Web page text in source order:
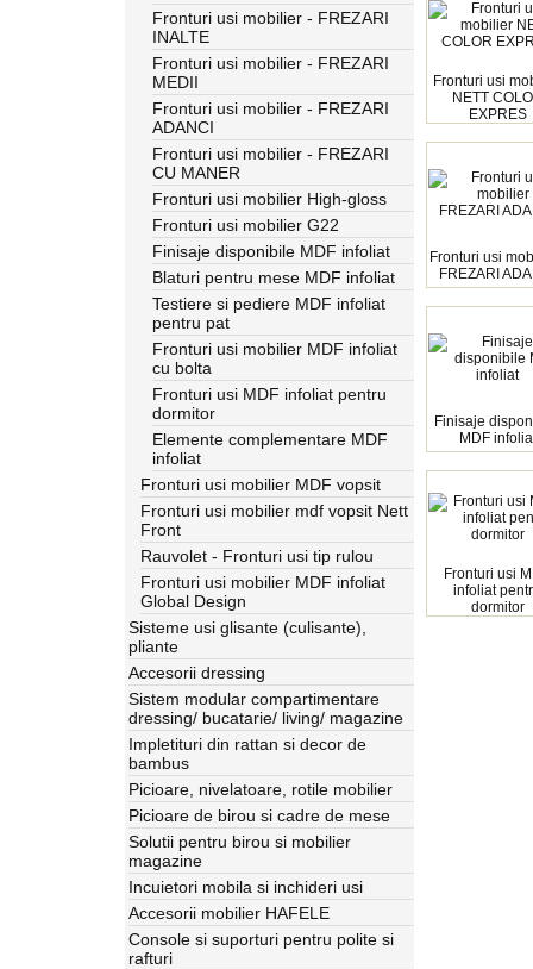
Fronturi usi mobilier - FREZARI
INALTE
Fronturi usi mobilier - FREZARI
MEDII
Fronturi usi mobilier - FREZARI
ADANCI
Fronturi usi mobilier - FREZARI
CU MANER
Fronturi usi mobilier High-gloss
Fronturi usi mobilier G22
Finisaje disponibile MDF infoliat
Blaturi pentru mese MDF infoliat
Testiere si pediere MDF infoliat
pentru pat
Fronturi usi mobilier MDF infoliat
cu bolta
Fronturi usi MDF infoliat pentru
dormitor
Elemente complementare MDF
infoliat
Fronturi usi mobilier MDF vopsit
Fronturi usi mobilier mdf vopsit Nett
Front
Rauvolet - Fronturi usi tip rulou
Fronturi usi mobilier MDF infoliat
Global Design
Sisteme usi glisante (culisante),
pliante
Accesorii dressing
Sistem modular compartimentare
dressing/ bucatarie/ living/ magazine
Impletituri din rattan si decor de
bambus
Picioare, nivelatoare, rotile mobilier
Picioare de birou si cadre de mese
Solutii pentru birou si mobilier
magazine
Incuietori mobila si inchideri usi
Accesorii mobilier HAFELE
Console si suporturi pentru polite si
rafturi
Fronturi usi
NETT
EXPRES
Fronturi usi
FREZARI
Finisaje
MDF
Fronturi usi
infoliat
dormitor